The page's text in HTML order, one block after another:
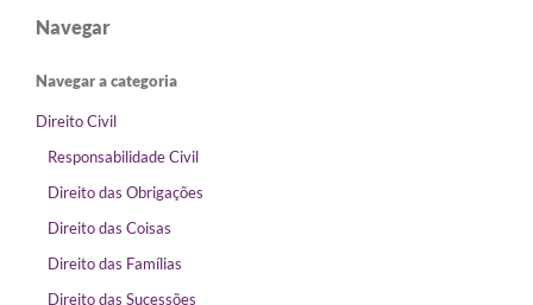
Navegar
Navegar a categoria
Direito Civil
Responsabilidade Civil
Direito das Obrigações
Direito das Coisas
Direito das Famílias
Direito das Sucessões